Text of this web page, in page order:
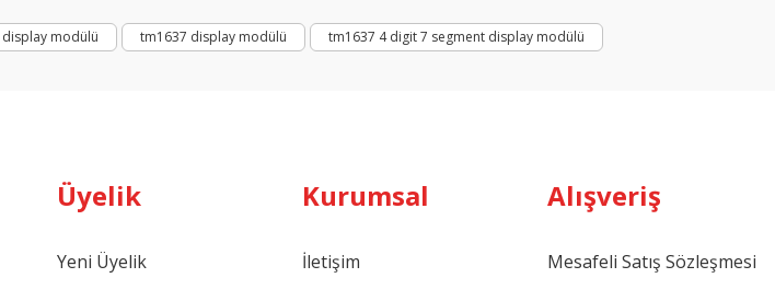
Yorum Yaz
Gönder
display modülü tm1637 display modülü tm1637 4 digit 7 segment display modülü
Üyelik
Yeni Üyelik
Kurumsal
İletişim
Alışveriş
Mesafeli Satış Sözleşmesi